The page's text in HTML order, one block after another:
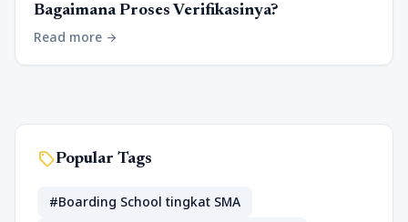
Bagaimana Proses Verifikasinya?
Read more arrow_forward
sellPopular Tags
#Boarding School tingkat SMA